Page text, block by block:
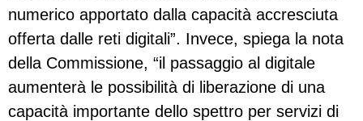
numerico apportato dalla capacità accresciuta
offerta dalle reti digitali”. Invece, spiega la nota
della Commissione, “il passaggio al digitale
aumenterà le possibilità di liberazione di una
capacità importante dello spettro per servizi di